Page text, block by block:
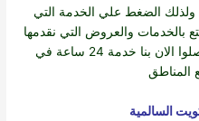
الضغط علي الخدمة التي
والعروض التي نقدمها
اليكم في جميع مناطق الكويت اتصلوا الان بنا خدمة 24 ساعة في
المناطق
السالمية